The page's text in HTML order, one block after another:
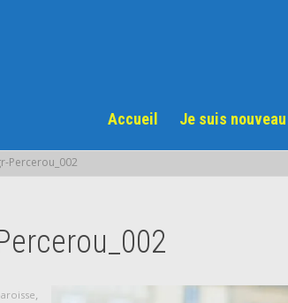
Accueil Je suis nouveau
Percerou_002
,